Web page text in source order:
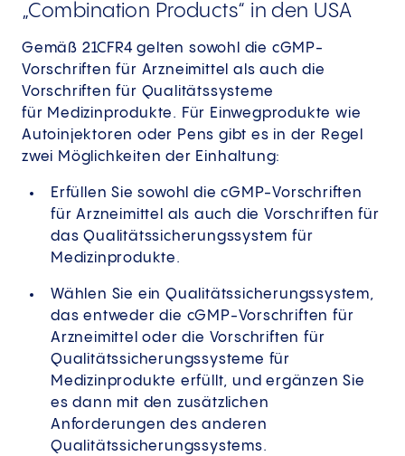
„Combination Products“ in den USA
Gemäß 21CFR4 gelten sowohl die cGMP-
Vorschriften für Arzneimittel als auch die
Vorschriften für Qualitätssysteme
für Medizinprodukte. Für Einwegprodukte wie
Autoinjektoren oder Pens gibt es in der Regel
zwei Möglichkeiten der Einhaltung:
Erfüllen Sie sowohl die cGMP-Vorschriften
für Arzneimittel als auch die Vorschriften für
das Qualitätssicherungssystem für
Medizinprodukte.
Wählen Sie ein Qualitätssicherungssystem,
das entweder die cGMP-Vorschriften für
Arzneimittel oder die Vorschriften für
Qualitätssicherungssysteme für
Medizinprodukte erfüllt, und ergänzen Sie
es dann mit den zusätzlichen
Anforderungen des anderen
Qualitätssicherungssystems.